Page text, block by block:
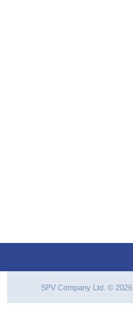
SPV Company Ltd. © 2026